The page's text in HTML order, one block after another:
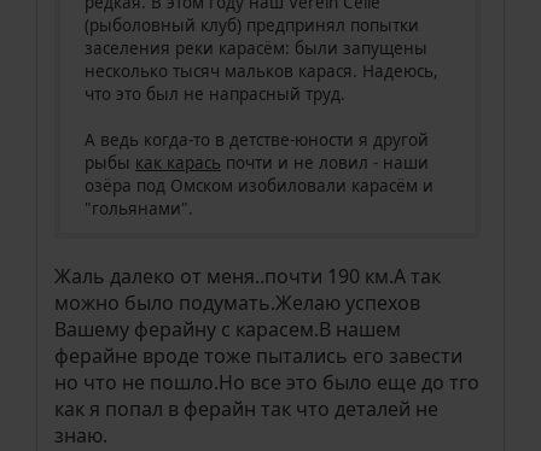
(рыболовный клуб) предпринял попытки
заселения реки карасём: были запущены
несколько тысяч мальков карася. Надеюсь,
что это был не напрасный труд.
А ведь когда-то в детстве-юности я другой
рыбы как карась почти и не ловил - наши
озёра под Омском изобиловали карасём и
"гольянами".
Жаль далеко от меня..почти 190 км.А так
можно было подумать.Желаю успехов
Вашему ферайну с карасем.В нашем
ферайне вроде тоже пытались его завести
но что не пошло.Но все это было еще до тго
как я попал в ферайн так что деталей не
знаю.